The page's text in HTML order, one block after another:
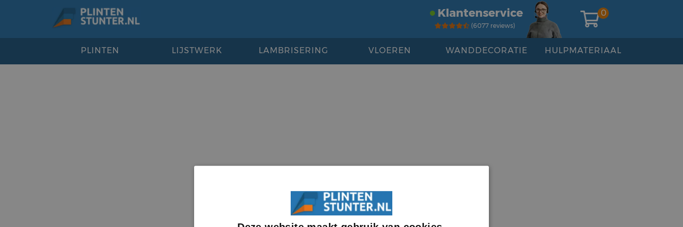
Klantenservice
(6077 reviews)
0
PLINTEN LIJSTWERK LAMBRISERING VLOEREN WANDDECORATIE HULPMATERIAAL